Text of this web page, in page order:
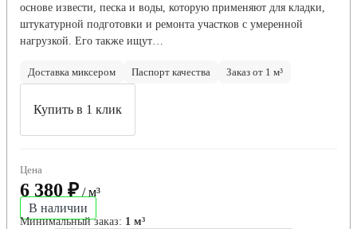
основе извести, песка и воды, которую применяют для кладки,
штукатурной подготовки и ремонта участков с умеренной
нагрузкой. Его также ищут…
Доставка миксером Паспорт качества Заказ от 1 м³
Купить в 1 клик
Цена
6 380 ₽ / м³
В наличии
Минимальный заказ: 1 м³